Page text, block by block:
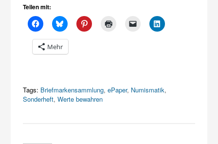
Teilen mit:
Mehr
Tags: Briefmarkensammlung,ePaper, Numismatik,
Sonderheft,Werte bewahren